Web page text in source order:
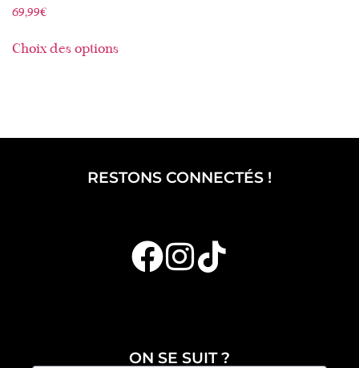
69,99€
Choix des options
RESTONS CONNECTÉS !
ON SE SUIT ?